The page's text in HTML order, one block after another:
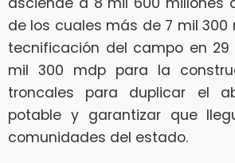
de los cuales más de 7 mil 300
tecnificación del campo en
mil 300 mdp para la
troncales para duplicar el
potable y garantizar que
comunidades del estado.